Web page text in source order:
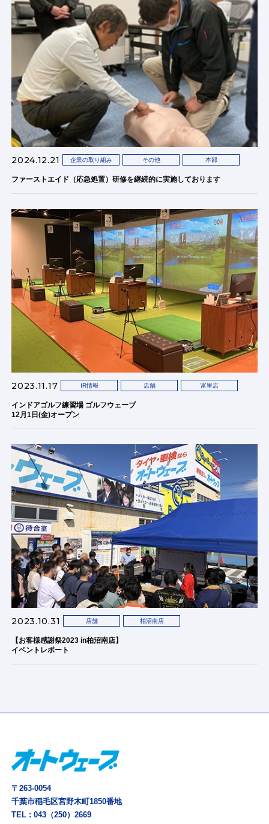
2024.12.21 企業の取り組み その他 本部
ファーストエイド（応急処置）研修を継続的に実施しております
2023.11.17 IR情報 店舗 富里店
インドアゴルフ練習場 ゴルフウェーブ
12月1日(金)オープン
2023.10.31 店舗 柏沼南店
【お客様感謝祭2023 in柏沼南店】
イベントレポート
〒263-0054
千葉市稲毛区宮野木町1850番地
TEL :043（250）2669